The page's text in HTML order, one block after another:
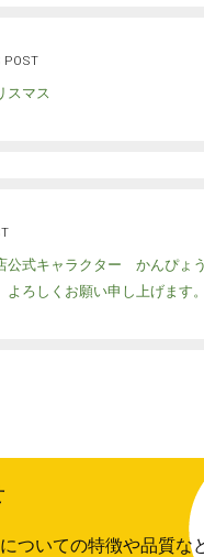
POST
スマス
公式キャラクター かんぴょ
よろしくお願い申し上げます。
ついての特徴や品質な